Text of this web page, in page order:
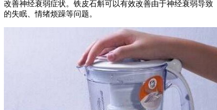
改善神经衰弱症状。铁皮石斛可以有效改善由于神经衰弱导致
的失眠、情绪烦躁等问题。